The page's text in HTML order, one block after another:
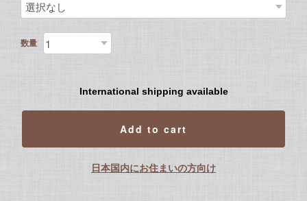
数量
International shipping available
Add to cart
日本国内にお住まいの方向け